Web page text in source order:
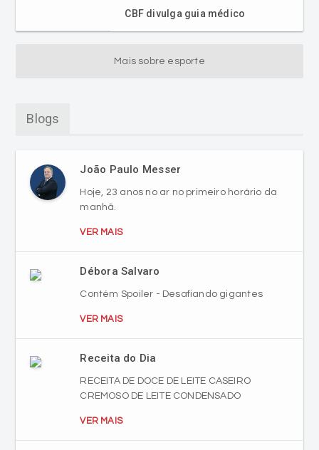
CBF divulga guia médico
Mais sobre esporte
Blogs
João Paulo Messer
Hoje, 23 anos no ar no primeiro horário da
manhã.
VER MAIS
Débora Salvaro
Contém Spoiler - Desafiando gigantes
VER MAIS
Receita do Dia
RECEITA DE DOCE DE LEITE CASEIRO
CREMOSO DE LEITE CONDENSADO
VER MAIS